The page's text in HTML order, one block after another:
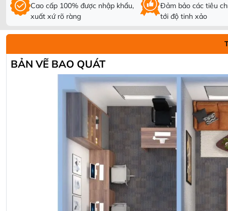
Cao cấp 100% được nhập khẩu,
xuất xứ rõ ràng
Đảm bảo các tiêu
tới độ tinh xảo
BẢN VẼ BAO QUÁT